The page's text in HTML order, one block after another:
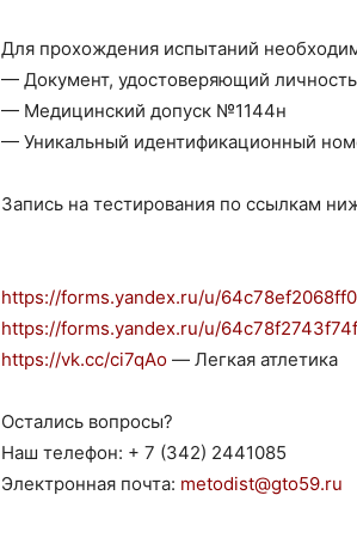
Для прохождения испытаний
— Документ, удостоверяющий личность
— Медицинский допуск №1144н
— Уникальный идентификационный
Запись на тестирования по ссылкам
https://forms.yandex.ru/u/
https://forms.yandex.ru/u/
https://vk.cc/ci7qAo — Легкая атлетика
Остались вопросы?
Наш телефон: + 7 (342) 2441085
Электронная почта: metodist@gto59.ru